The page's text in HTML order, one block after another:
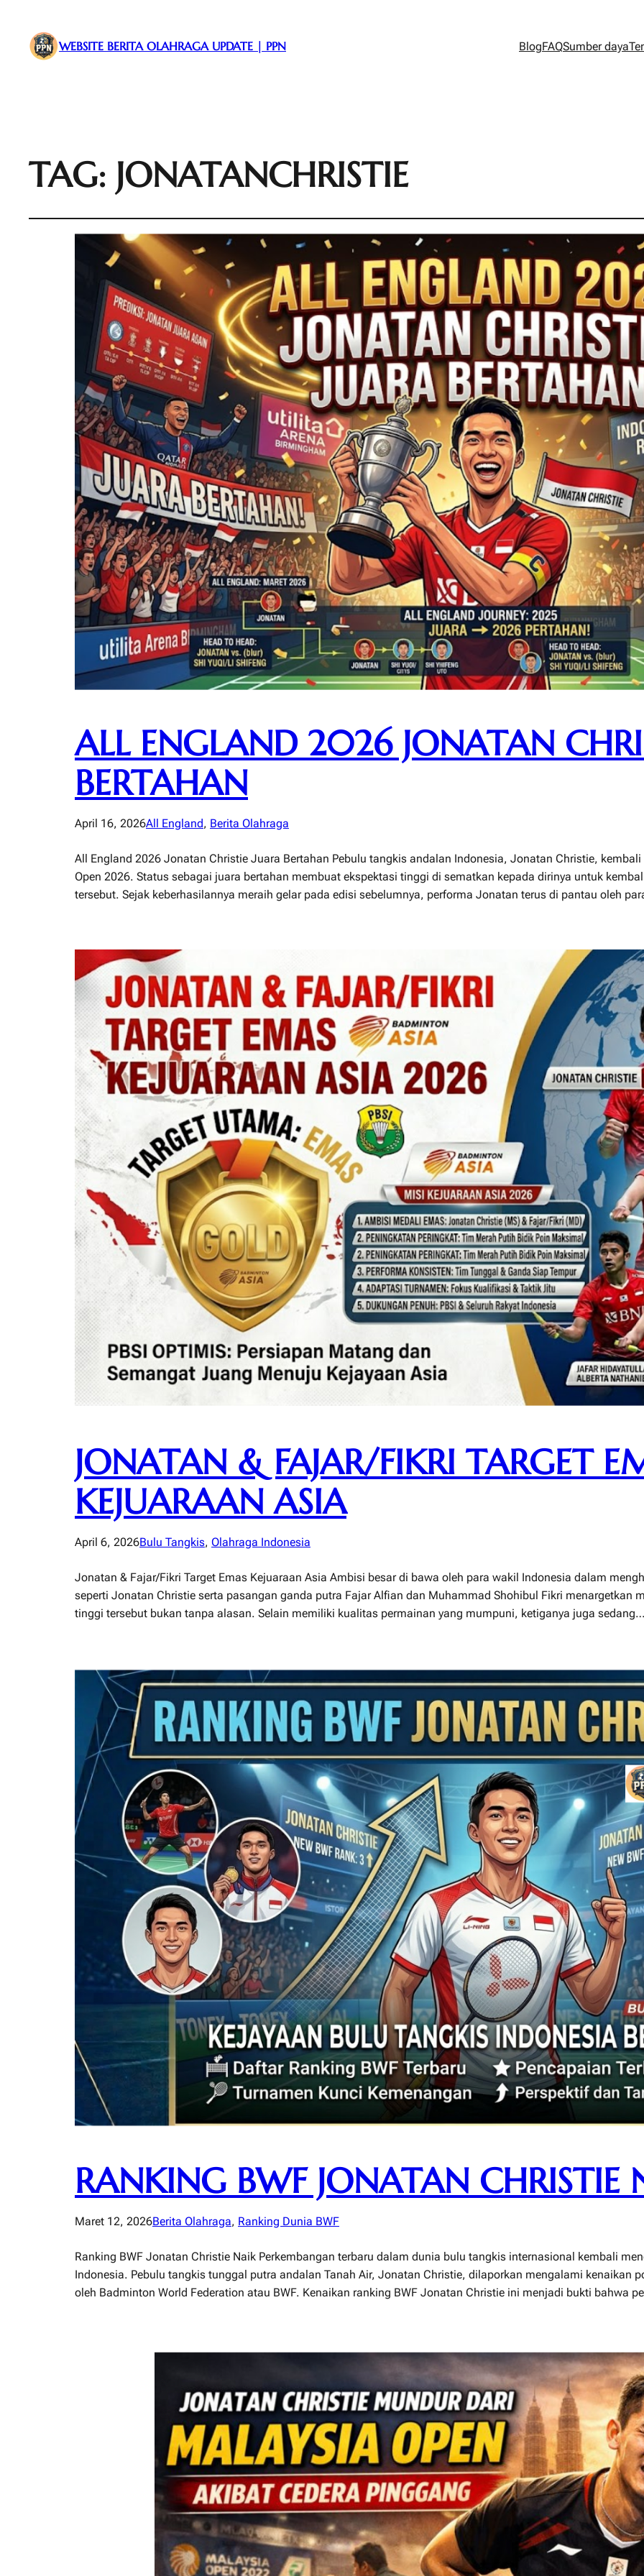
WEBSITE BERITA OLAHRAGA UPDATE | PPN BlogFAQSumber daya
TAG: JONATANCHRISTIE
ALL ENGLAND 2026 JONATAN
BERTAHAN
April 16, 2026All England, Berita Olahraga
All England 2026 Jonatan Christie Juara Bertahan Pebulu tangkis andalan Indonesia, Jonatan Christie,
Open 2026. Status sebagai juara bertahan membuat ekspektasi tinggi di sematkan kepada dirinya untuk
tersebut. Sejak keberhasilannya meraih gelar pada edisi sebelumnya, performa Jonatan terus di pantau oleh
JONATAN & FAJAR/FIKRI TARGET
KEJUARAAN ASIA
April 6, 2026Bulu Tangkis, Olahraga Indonesia
Jonatan & Fajar/Fikri Target Emas Kejuaraan Asia Ambisi besar di bawa oleh para wakil Indonesia dalam
seperti Jonatan Christie serta pasangan ganda putra Fajar Alfian dan Muhammad Shohibul Fikri menargetkan
tinggi tersebut bukan tanpa alasan. Selain memiliki kualitas permainan yang mumpuni, ketiganya juga
RANKING BWF JONATAN CHRISTIE
Maret 12, 2026Berita Olahraga, Ranking Dunia BWF
Ranking BWF Jonatan Christie Naik Perkembangan terbaru dalam dunia bulu tangkis internasional kembali
Indonesia. Pebulu tangkis tunggal putra andalan Tanah Air, Jonatan Christie, dilaporkan mengalami kenaikan
oleh Badminton World Federation atau BWF. Kenaikan ranking BWF Jonatan Christie ini menjadi bukti bahwa